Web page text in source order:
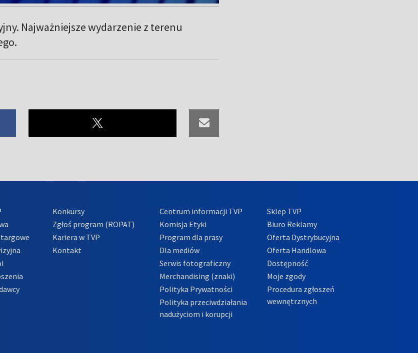
Najważniejsze wydarzenie z terenu
Konkursy
Zgłoś program (ROPAT)
Kariera w TVP
Kontakt
Centrum informacji TVP
Komisja Etyki
Program dla prasy
Dla mediów
Serwis fotograficzny
Merchandising (znaki)
Polityka Prywatności
Polityka przeciwdziałania
nadużyciom i korupcji
Sklep TVP
Biuro Reklamy
Oferta Dystrybucyjna
Oferta Handlowa
Dostępność
Moje zgody
Procedura zgłoszeń
wewnętrznych